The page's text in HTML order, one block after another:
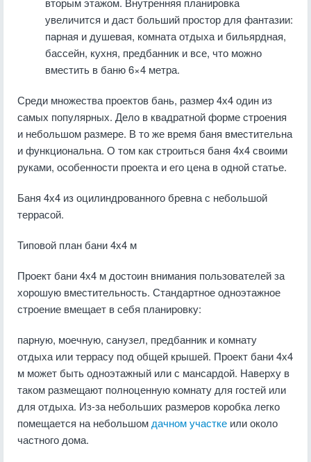
увеличится и даст больший простор для фантазии:
парная и душевая, комната отдыха и бильярдная,
бассейн, кухня, предбанник и все, что можно
вместить в баню 6×4 метра.
Среди множества проектов бань, размер 4х4 один из
самых популярных. Дело в квадратной форме строения
и небольшом размере. В то же время баня вместительна
и функциональна. О том как строиться баня 4х4 своими
руками, особенности проекта и его цена в одной статье.
Баня 4х4 из оцилиндрованного бревна с небольшой
террасой.
Типовой план бани 4х4 м
Проект бани 4х4 м достоин внимания пользователей за
хорошую вместительность. Стандартное одноэтажное
строение вмещает в себя планировку:
парную, моечную, санузел, предбанник и комнату
отдыха или террасу под общей крышей. Проект бани 4х4
м может быть одноэтажный или с мансардой. Наверху в
таком размещают полноценную комнату для гостей или
для отдыха. Из-за небольших размеров коробка легко
помещается на небольшом дачном участке или около
частного дома.